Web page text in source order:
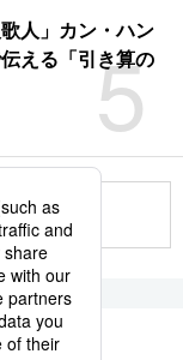
5
人」カン・ハン
える「引き算の